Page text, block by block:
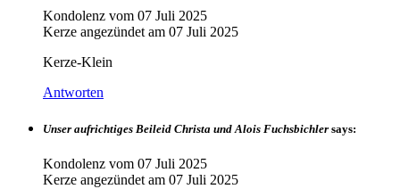
Kondolenz vom 07 Juli 2025
Kerze angezündet am 07 Juli 2025
Kerze-Klein
Antworten
Unser aufrichtiges Beileid Christa und Alois Fuchsbichler says:
Kondolenz vom 07 Juli 2025
Kerze angezündet am 07 Juli 2025